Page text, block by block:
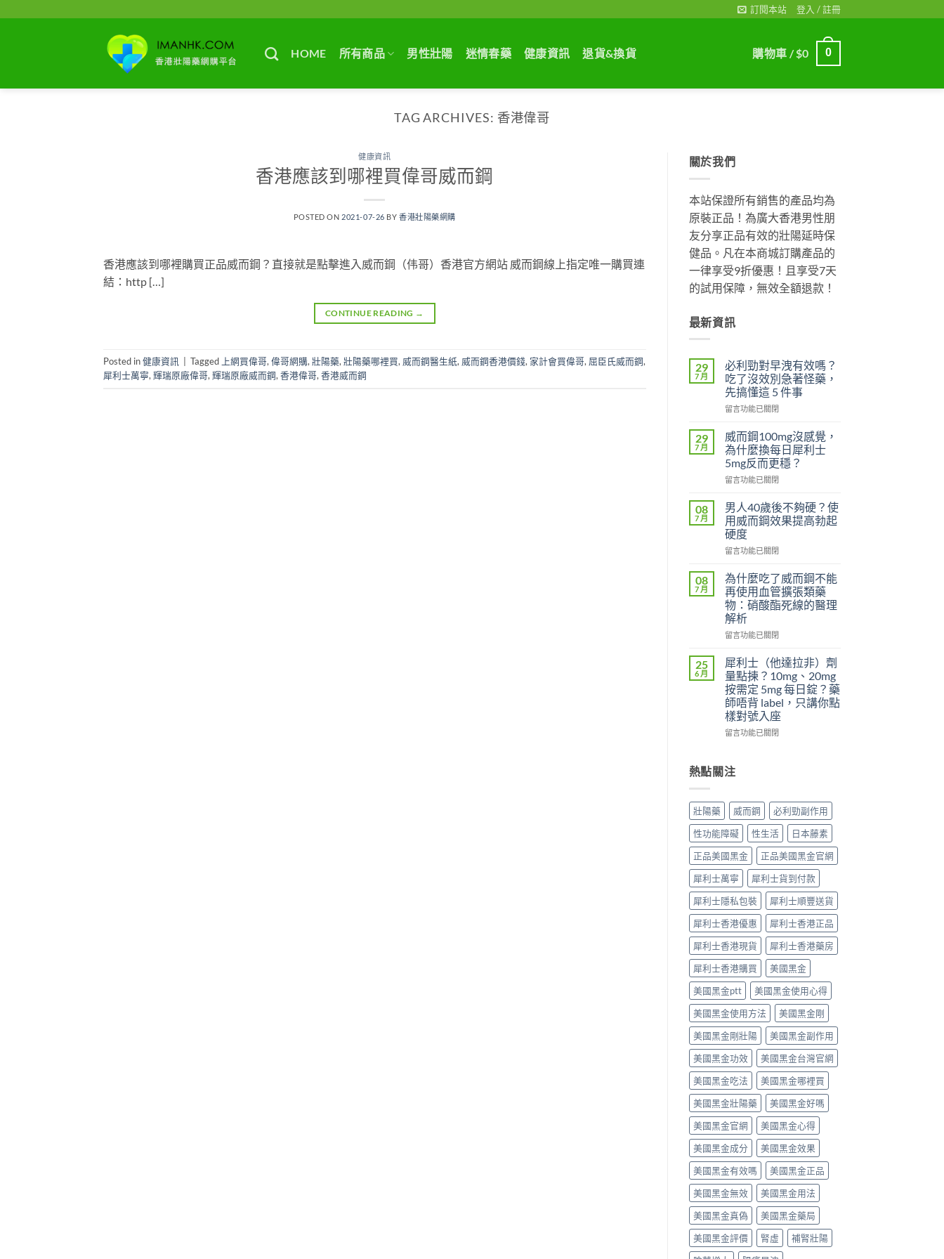
訂閱本站 登入 / 註冊
HOME 所有商品 男性壯陽 迷情春藥 健康資訊 退貨&換貨 購物車 /$0 0
TAG ARCHIVES: 香港偉哥
健康資訊
香港應該到哪裡買偉哥威而鋼
POSTED ON 2021-07-26 BY香港壯陽藥網購
香港應該到哪裡購買正品威而鋼？直接就是點擊進入威而鋼（伟哥）香港官方網站 威而鋼線上指定唯一購買連
結：http […]
CONTINUE READING →
Posted in健康資訊 Tagged 上網買偉哥, 偉哥網購, 壯陽藥, 壯陽藥哪裡買, 威而鋼醫生紙, 威而鋼香港價錢, 家計會買偉哥, 屈臣氏威而鋼,
犀利士萬寧, 輝瑞原廠偉哥, 輝瑞原廠威而鋼, 香港偉哥, 香港威而鋼
關於我們
本站保證所有銷售的產品均為
原裝正品！為廣大香港男性朋
友分享正品有效的壯陽延時保
健品。凡在本商城訂購產品的
一律享受9折優惠！且享受7天
的試用保障，無效全額退款！
最新資訊
29
7 月
必利勁對早洩有效嗎？
吃了沒效別急著怪藥，
先搞懂這 5 件事
在
利
勁
對
早
洩
效
嗎？
吃
了
沒
別
急
著
怪
藥，
先
懂
這
5
件
事〉
中
留言功能已關閉
29
7 月
威而鋼100mg沒感覺，
為什麼換每日犀利士
5mg反而更穩？
在
而
鋼
100mg
沒
感
為
什
麼
換
每
日
利
士
5mg
反
而
更
穩？〉
留言功能已關閉
08
7 月
男人40歲後不夠硬？使
用威而鋼效果提高勃起
硬度
在
人
40
歲
後
不
夠
使
用
威
而
鋼
效
果
勃
起
度〉
留言功能已關閉
08
7 月
為什麼吃了威而鋼不能
再使用血管擴張類藥
物：硝酸酯死線的醫理
解析
在
什
麼
吃
了
威
而
鋼
再
使
血
擴
張
類
藥
物：
硝
酸
酯
死
線
的
醫
理
解
析〉
中
留言功能已關閉
25
6 月
犀利士（他達拉非）劑
量點揀？10mg、20mg
按需定 5mg 每日錠？藥
師唔背 label，只講你點
樣對號入座
在
士
（他
拉
非）
劑
量
點
揀？
10mg、
20mg
按
需
定
5mg
每
日
錠？
藥
師
唔
背
label，
只
講
你
點
樣
對
號
入
座〉
中
留言功能已關閉
熱點關注
壯陽藥 威而鋼
必利勁副作用
性功能障礙
性生活
日本藤素
正品美國黑金
正品美國黑金官網
犀利士萬寧
犀利士貨到付款
犀利士隱私包裝
犀利士順豐送貨
犀利士香港優惠
犀利士香港正品
犀利士香港現貨
犀利士香港藥房
犀利士香港購買
美國黑金
美國黑金ptt
美國黑金使用心得
美國黑金使用方法
美國黑金剛
美國黑金剛壯陽
美國黑金副作用
美國黑金功效
美國黑金台灣官網
美國黑金吃法
美國黑金哪裡買
美國黑金壯陽藥
美國黑金好嗎
美國黑金官網
美國黑金心得
美國黑金成分
美國黑金效果
美國黑金有效嗎
美國黑金正品
美國黑金無效
美國黑金用法
美國黑金真偽
美國黑金藥局
美國黑金評價
腎虛
補腎壯陽